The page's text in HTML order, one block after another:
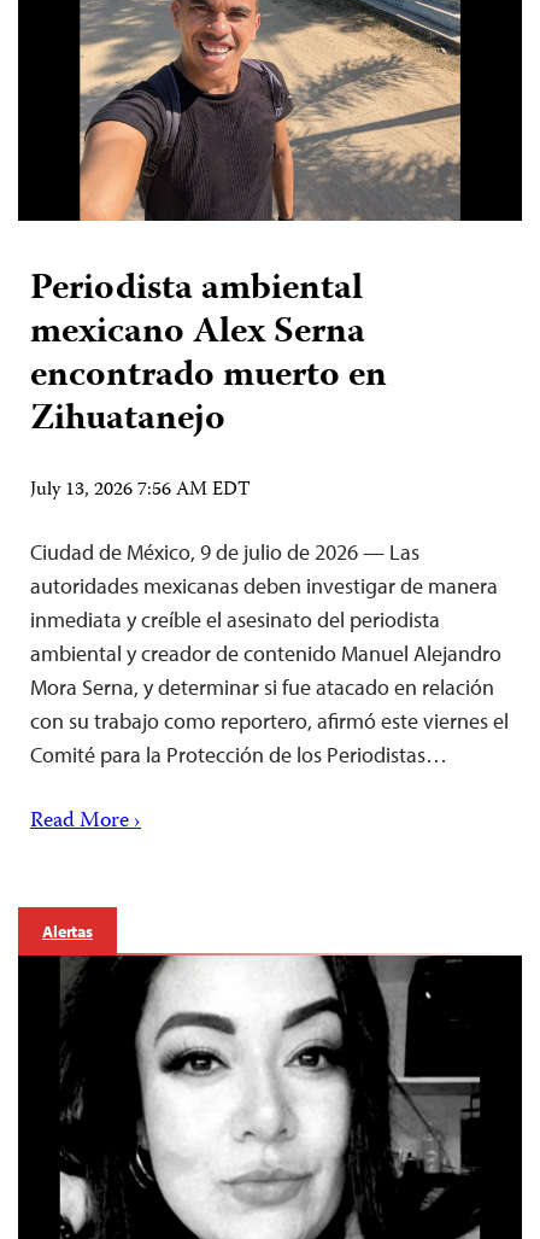
Periodista ambiental
mexicano Alex Serna
encontrado muerto en
Zihuatanejo
July 13, 2026 7:56 AM EDT
Ciudad de México, 9 de julio de 2026 — Las
autoridades mexicanas deben investigar de manera
inmediata y creíble el asesinato del periodista
ambiental y creador de contenido Manuel Alejandro
Mora Serna, y determinar si fue atacado en relación
con su trabajo como reportero, afirmó este viernes el
Comité para la Protección de los Periodistas…
Read More ›
Alertas